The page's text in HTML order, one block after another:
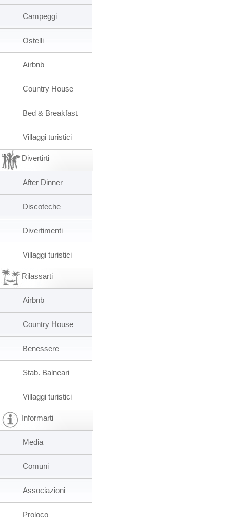
Campeggi
Ostelli
Airbnb
Country House
Bed & Breakfast
Villaggi turistici
Divertirti
After Dinner
Discoteche
Divertimenti
Villaggi turistici
Rilassarti
Airbnb
Country House
Benessere
Stab. Balneari
Villaggi turistici
Informarti
Media
Comuni
Associazioni
Proloco